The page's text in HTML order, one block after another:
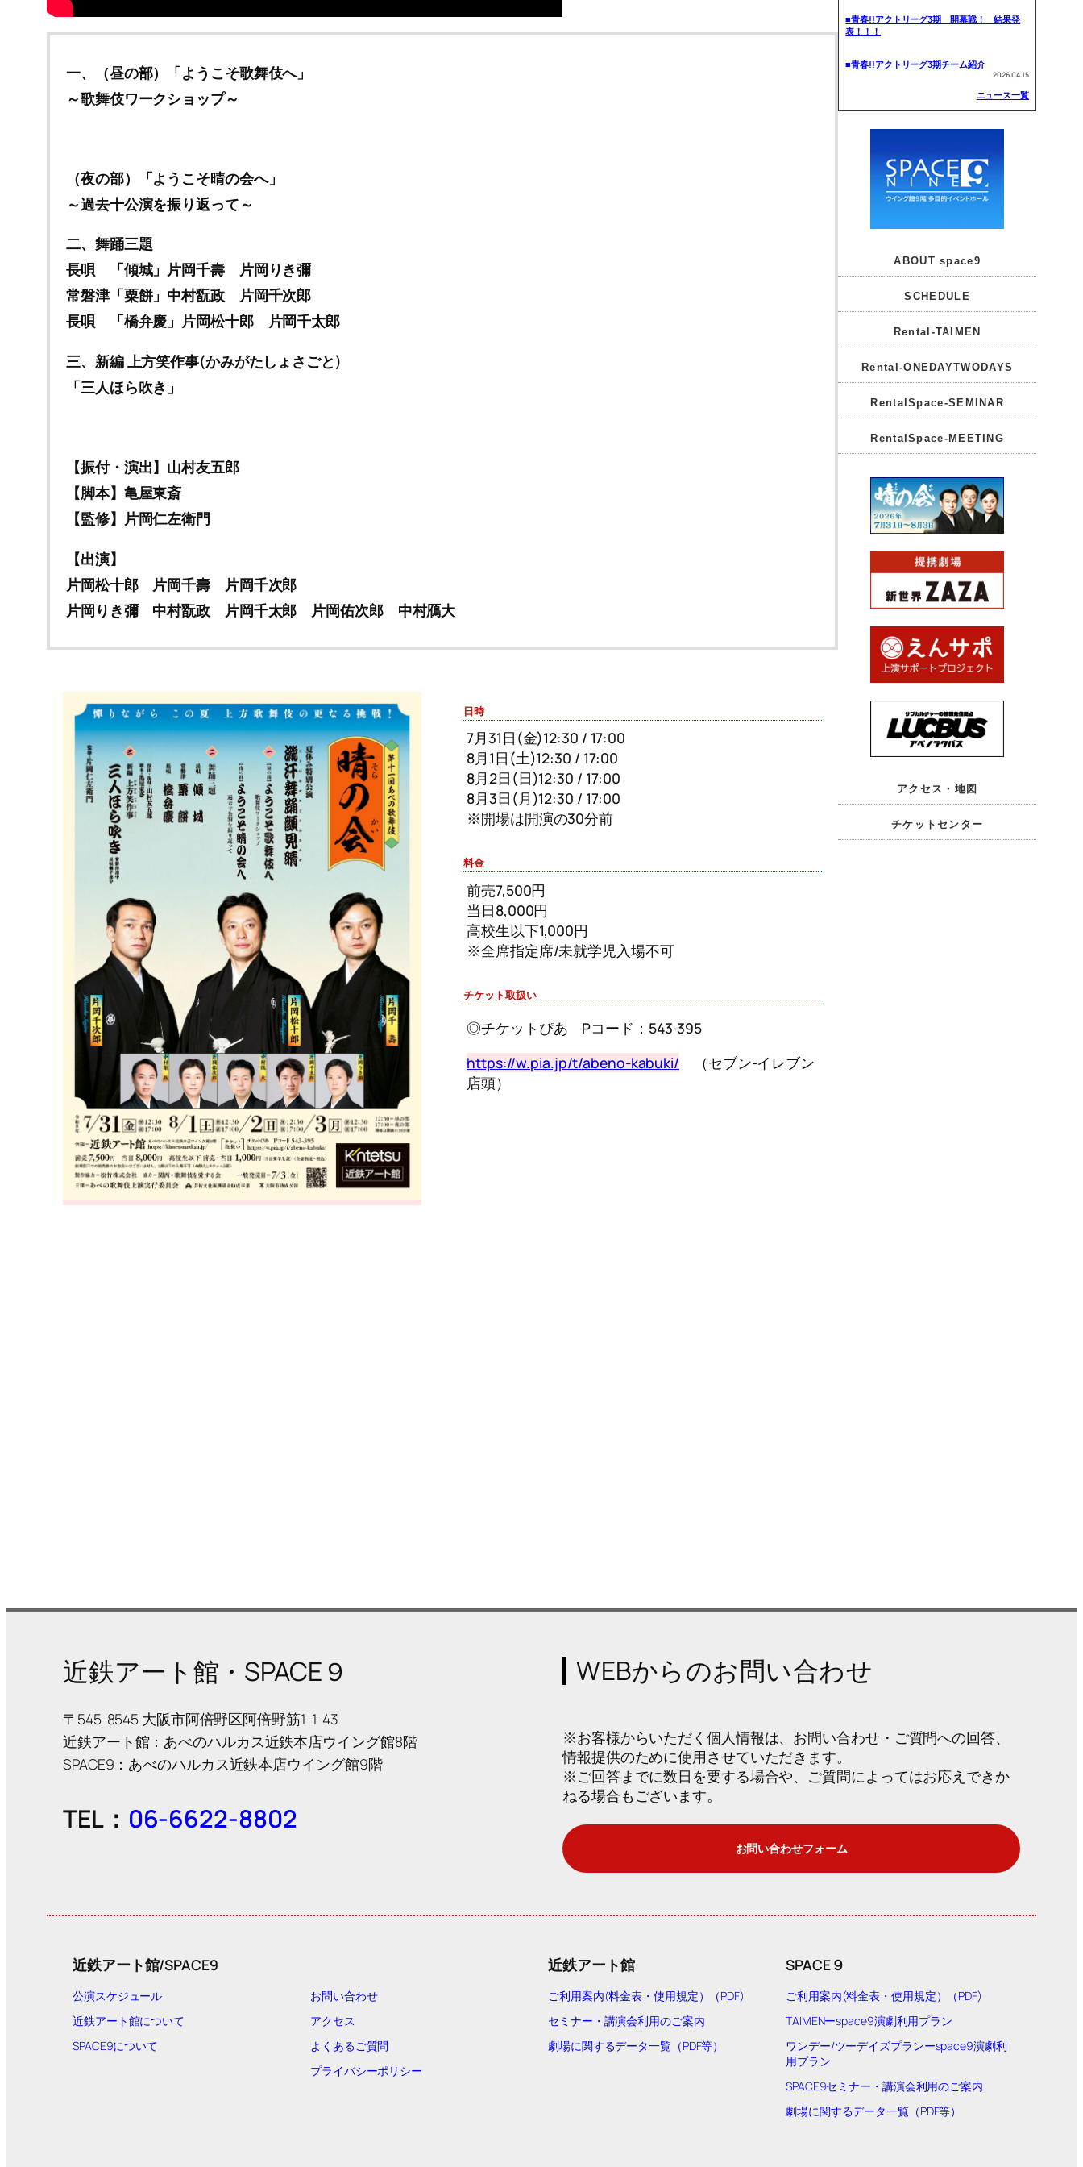
一、（昼の部）「ようこそ歌舞伎へ」
～歌舞伎ワークショップ～
（夜の部）「ようこそ晴の会へ」
～過去十公演を振り返って～
二、舞踊三題
長唄 「傾城」片岡千壽 片岡りき彌
常磐津「粟餅」中村翫政 片岡千次郎
長唄 「橋弁慶」片岡松十郎 片岡千太郎
三、新編 上方笑作事(かみがたしょさごと)
「三人ほら吹き」
【振付・演出】山村友五郎
【脚本】亀屋東斎
【監修】片岡仁左衛門
【出演】
片岡松十郎 片岡千壽 片岡千次郎
片岡りき彌 中村翫政 片岡千太郎 片岡佑次郎 中村鴈大
日時
7月31日(金)12:30 / 17:00
8月1日(土)12:30 / 17:00
8月2日(日)12:30 / 17:00
8月3日(月)12:30 / 17:00
※開場は開演の30分前
料金
前売7,500円
当日8,000円
高校生以下1,000円
※全席指定席/未就学児入場不可
チケット取扱い
◎チケットぴあ Pコード：543-395
https://w.pia.jp/t/abeno-kabuki/ （セブン-イレブン
店頭）
■青春!!アクトリーグ3期 開幕戦！ 結果発
表！！！
■青春!!アクトリーグ3期チーム紹介
2026.04.15
ニュース一覧
ABOUT space9
SCHEDULE
Rental-TAIMEN
Rental-ONEDAYTWODAYS
RentalSpace-SEMINAR
RentalSpace-MEETING
アクセス・地図
チケットセンター
近鉄アート館・SPACE９
〒545-8545 大阪市阿倍野区阿倍野筋1-1-43
近鉄アート館：あべのハルカス近鉄本店ウイング館8階
SPACE9：あべのハルカス近鉄本店ウイング館9階
TEL： 06-6622-8802
WEBからのお問い合わせ
※お客様からいただく個人情報は、お問い合わせ・ご質問への回答、
情報提供のために使用させていただきます。
※ご回答までに数日を要する場合や、ご質問によってはお応えできか
ねる場合もございます。
お問い合わせフォーム
近鉄アート館/SPACE9
公演スケジュール
近鉄アート館について
SPACE9について
お問い合わせ
アクセス
よくあるご質問
プライバシーポリシー
近鉄アート館
ご利用案内(料金表・使用規定）（PDF)
セミナー・講演会利用のご案内
劇場に関するデータ一覧（PDF等）
SPACE９
ご利用案内(料金表・使用規定）（PDF)
TAIMENーspace9演劇利用プラン
ワンデー/ツーデイズプランーspace9演劇利
用プラン
SPACE9セミナー・講演会利用のご案内
劇場に関するデータ一覧（PDF等）